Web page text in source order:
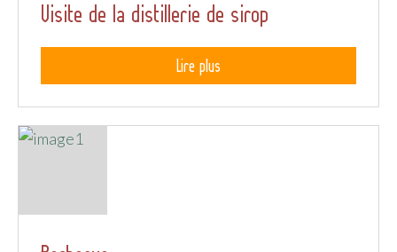
Visite de la distillerie de sirop
Lire plus